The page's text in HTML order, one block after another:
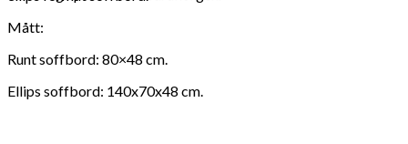
Mått:
Runt soffbord: 80×48 cm.
Ellips soffbord: 140x70x48 cm.